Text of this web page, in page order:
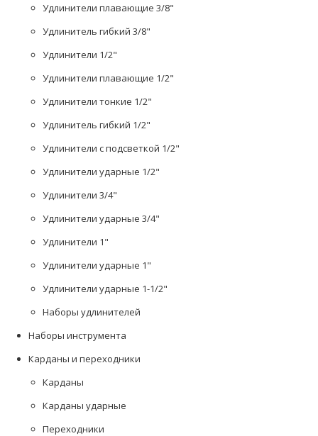
Удлинители плавающие 3/8"
Удлинитель гибкий 3/8"
Удлинители 1/2"
Удлинители плавающие 1/2"
Удлинители тонкие 1/2"
Удлинитель гибкий 1/2"
Удлинители с подсветкой 1/2"
Удлинители ударные 1/2"
Удлинители 3/4"
Удлинители ударные 3/4"
Удлинители 1"
Удлинители ударные 1"
Удлинители ударные 1-1/2"
Наборы удлинителей
Наборы инструмента
Карданы и переходники
Карданы
Карданы ударные
Переходники